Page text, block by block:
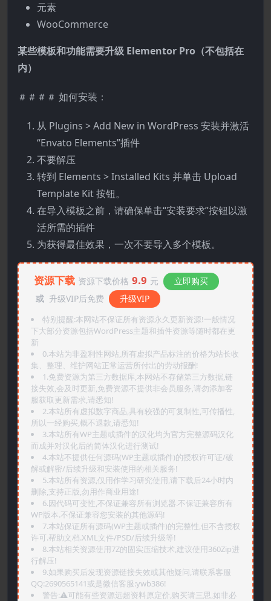
元素
WooCommerce
某些模板和功能需要升级 Elementor Pro（不包括在
内）
＃＃＃＃ 如何安装：
从 Plugins > Add New in WordPress 安装并激活
“Envato Elements”插件
不要解压
转到 Elements > Installed Kits 并单击 Upload
Template Kit 按钮。
在导入模板之前，请确保单击“安装要求”按钮以激
活所需的插件
为获得最佳效果，一次不要导入多个模板。
资源下载 资源下载价格 9.9 元
立即购买
或 升级VIP后免费 升级VIP
特别提醒:本网站不保证所有资源永久更新资源!一般情况
下大部分资源包括WordPress主题和插件资源等随时都在更
新
0.本站为非盈利性网站,所有虚拟产品标注的价格为站长收
集、整理、维护网站正常运营所付出的劳动报酬!
1.免费资源为第三方数据库,本网站不存储第三方数据,链
接失效,会及时更新,免费资源不提供非会员服务,请勿添加客
服获取更新需求,请悉知!
2.本站所有虚拟数字商品,具有较强的可复制性,可传播性,
所以一经购买,概不退款,请悉知!
3.本站所有WP主题或插件的汉化均为官方完整源码汉化
而成并对汉化后的简体汉化进行测试!
4.本站不提供任何源码(WP主题或插件)的授权许可证/破
解或解密/后续升级和安装使用的相关服务!
5.本站所有资源,仅用作学习研究使用,请下载后24小时内
删除,支持正版,勿用作商业用途!
6.因代码可变性,不保证兼容所有浏览器.不保证兼容所有
WP版本.不保证兼容您安装的其他源码!
7.本站保证所有源码(WP主题或插件)的完整性,但不含授权
许可.帮助文档.XML文件/PSD/后续升级等!
8.本站相关资源使用7Z的固实压缩技术,建议使用360Zip进
行解压!
9.如果购买后发现资源链接失效或其他疑问,请联系客服
QQ:2690565141或是微信客服:ywb386!
警告:⚠️可能有些资源远超资料原定价,购买请三思,如非必